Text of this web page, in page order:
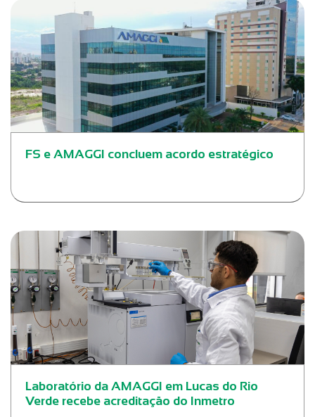
FS e AMAGGI concluem acordo estratégico
Laboratório da AMAGGI em Lucas do Rio
Verde recebe acreditação do Inmetro